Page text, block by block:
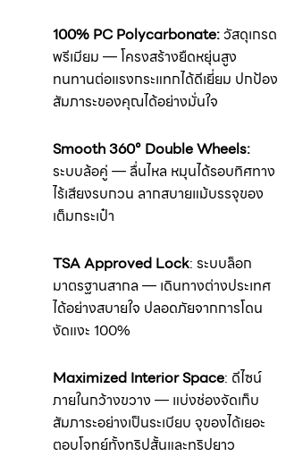
100% PC Polycarbonate:วัสดุเกรด
พรีเมียม — โครงสร้างยืดหยุ่นสูง
ทนทานต่อแรงกระแทกได้ดีเยี่ยม ปกป้อง
สัมภาระของคุณได้อย่างมั่นใจ
Smooth 360° Double Wheels:
ระบบล้อคู่ — ลื่นไหล หมุนได้รอบทิศทาง
ไร้เสียงรบกวน ลากสบายแม้บรรจุของ
เต็มกระเป๋า
TSA Approved Lock: ระบบล็อก
มาตรฐานสากล — เดินทางต่างประเทศ
ได้อย่างสบายใจ ปลอดภัยจากการโดน
งัดแงะ 100%
Maximized Interior Space: ดีไซน์
ภายในกว้างขวาง — แบ่งช่องจัดเก็บ
สัมภาระอย่างเป็นระเบียบ จุของได้เยอะ
ตอบโจทย์ทั้งทริปสั้นและทริปยาว